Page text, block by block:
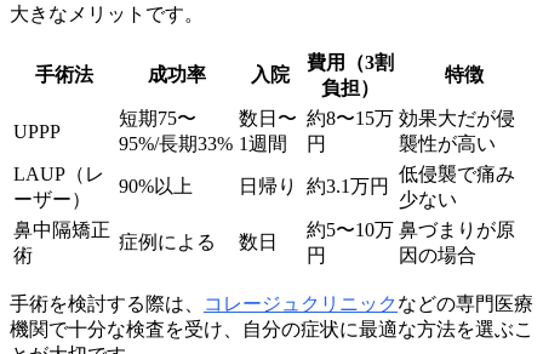
大きなメリットです。
手術法 成功率 入院
費用（3割
負担）
特徴
UPPP
短期75〜
95%/長期33%
数日〜
1週間
約8〜15万
円
効果大だが侵
襲性が高い
LAUP（レ
ーザー）
90%以上 日帰り 約3.1万円
低侵襲で痛み
少ない
鼻中隔矯正
術
症例による 数日
約5〜10万
円
鼻づまりが原
因の場合
手術を検討する際は、 コレージュクリニック などの専門医療
機関で十分な検査を受け、自分の症状に最適な方法を選ぶこ